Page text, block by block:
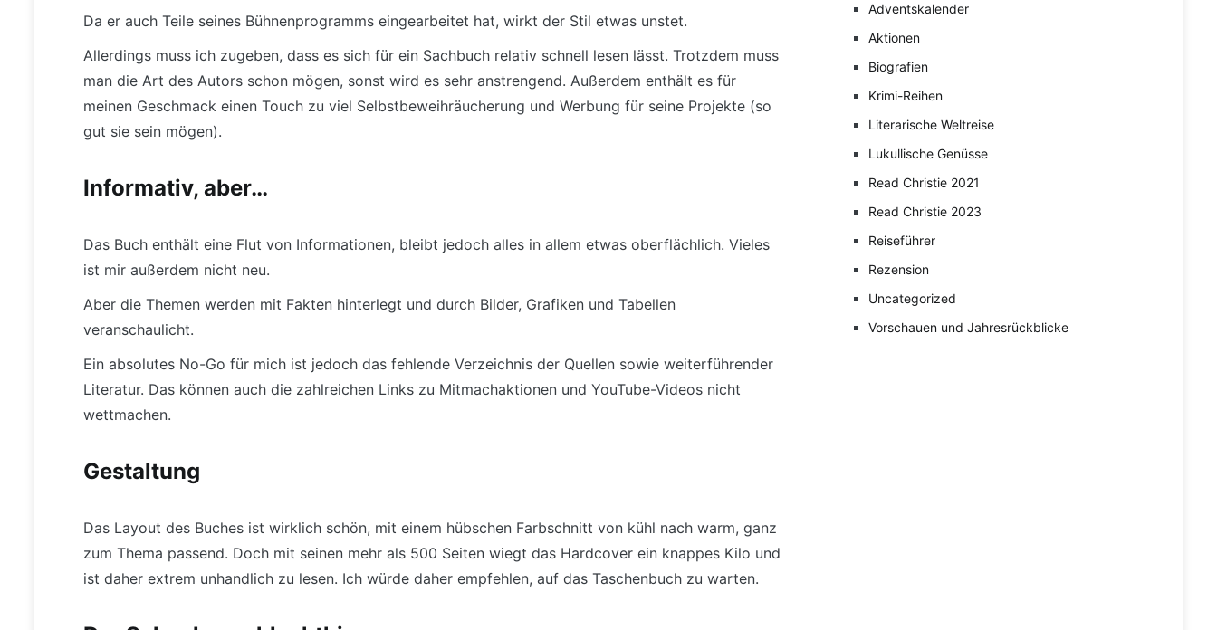
Da er auch Teile seines Bühnenprogramms eingearbeitet hat, wirkt der Stil etwas unstet.
Allerdings muss ich zugeben, dass es sich für ein Sachbuch relativ schnell lesen lässt. Trotzdem muss
man die Art des Autors schon mögen, sonst wird es sehr anstrengend. Außerdem enthält es für
meinen Geschmack einen Touch zu viel Selbstbeweihräucherung und Werbung für seine Projekte (so
gut sie sein mögen).
Informativ, aber…
Das Buch enthält eine Flut von Informationen, bleibt jedoch alles in allem etwas oberflächlich. Vieles
ist mir außerdem nicht neu.
Aber die Themen werden mit Fakten hinterlegt und durch Bilder, Grafiken und Tabellen
veranschaulicht.
Ein absolutes No-Go für mich ist jedoch das fehlende Verzeichnis der Quellen sowie weiterführender
Literatur. Das können auch die zahlreichen Links zu Mitmachaktionen und YouTube-Videos nicht
wettmachen.
Gestaltung
Das Layout des Buches ist wirklich schön, mit einem hübschen Farbschnitt von kühl nach warm, ganz
zum Thema passend. Doch mit seinen mehr als 500 Seiten wiegt das Hardcover ein knappes Kilo und
ist daher extrem unhandlich zu lesen. Ich würde daher empfehlen, auf das Taschenbuch zu warten.
Adventskalender
Aktionen
Biografien
Krimi-Reihen
Literarische Weltreise
Lukullische Genüsse
Read Christie 2021
Read Christie 2023
Reiseführer
Rezension
Uncategorized
Vorschauen und Jahresrückblicke